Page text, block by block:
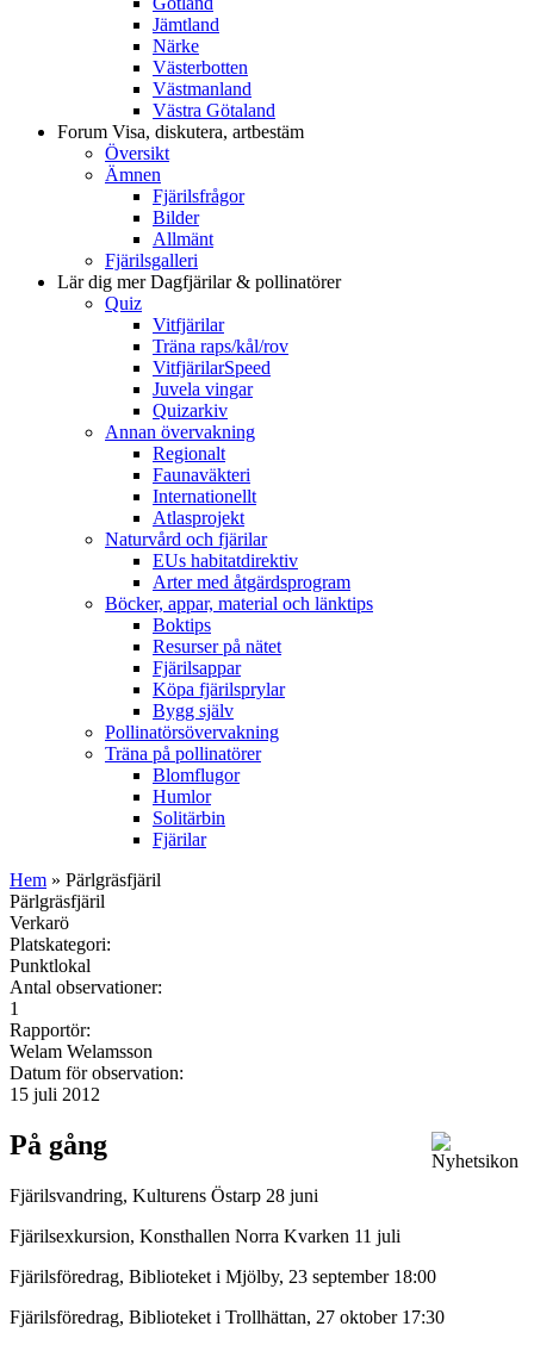
Jämtland
Närke
Västerbotten
Västmanland
Västra Götaland
Forum Visa, diskutera, artbestäm
Översikt
Ämnen
Fjärilsfrågor
Bilder
Allmänt
Fjärilsgalleri
Lär dig merDagfjärilar & pollinatörer
Quiz
Vitfjärilar
Träna raps/kål/rov
VitfjärilarSpeed
Juvela vingar
Quizarkiv
Annan övervakning
Regionalt
Faunaväkteri
Internationellt
Atlasprojekt
Naturvård och fjärilar
EUs habitatdirektiv
Arter med åtgärdsprogram
Böcker, appar, material och länktips
Boktips
Resurser på nätet
Fjärilsappar
Köpa fjärilsprylar
Bygg själv
Pollinatörsövervakning
Träna på pollinatörer
Blomflugor
Humlor
Solitärbin
Fjärilar
Hem » Pärlgräsfjäril
Pärlgräsfjäril
Verkarö
Platskategori:
Punktlokal
Antal observationer:
1
Rapportör:
Welam Welamsson
Datum för observation:
15 juli 2012
På gång
Fjärilsvandring, Kulturens Östarp 28 juni
Fjärilsexkursion, Konsthallen Norra Kvarken 11 juli
Fjärilsföredrag, Biblioteket i Mjölby, 23 september 18:00
Fjärilsföredrag, Biblioteket i Trollhättan, 27 oktober 17:30